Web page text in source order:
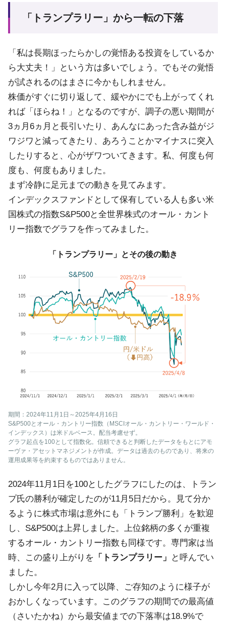
「トランプラリー」から一転の下落
「私は長期ほったらかしの覚悟ある投資をしているか
ら大丈夫！」という方は多いでしょう。でもその覚悟
が試されるのはまさに今かもしれません。
株価がすぐに切り返して、緩やかにでも上がってくれ
れば「ほらね！」となるのですが、調子の悪い期間が
3ヵ月6ヵ月と長引いたり、あんなにあった含み益がジ
ワジワと減ってきたり、あろうことかマイナスに突入
したりすると、心がザワついてきます。私、何度も何
度も、何度もありました。
まず冷静に足元までの動きを見てみます。
インデックスファンドとして保有している人も多い米
国株式の指数S&P500と全世界株式のオール・カント
リー指数でグラフを作ってみました。
期間：2024年11月1日～2025年4月16日
S&P500とオール・カントリー指数（MSCIオール・カントリー・ワールド・
インデックス）は米ドルベース。配当考慮せず。
グラフ起点を100として指数化。信頼できると判断したデータをもとにアモ
ーヴァ・アセットマネジメントが作成。データは過去のものであり、将来の
運用成果等を約束するものではありません。
「トランプラリー」とその後の動き
2024年11月1日を100としたグラフにしたのは、トラン
プ氏の勝利が確定したのが11月5日だから。見て分か
るように株式市場は意外にも「トランプ勝利」を歓迎
し、S&P500は上昇しました。上位銘柄の多くが重複
するオール・カントリー指数も同様です。専門家は当
時、この盛り上がりを 「トランプラリー」
と呼んでい
ました。
しかし今年2月に入って以降、ご存知のように様子が
おかしくなっています。このグラフの期間での最高値
（さいたかね）から最安値までの下落率は18.9%で